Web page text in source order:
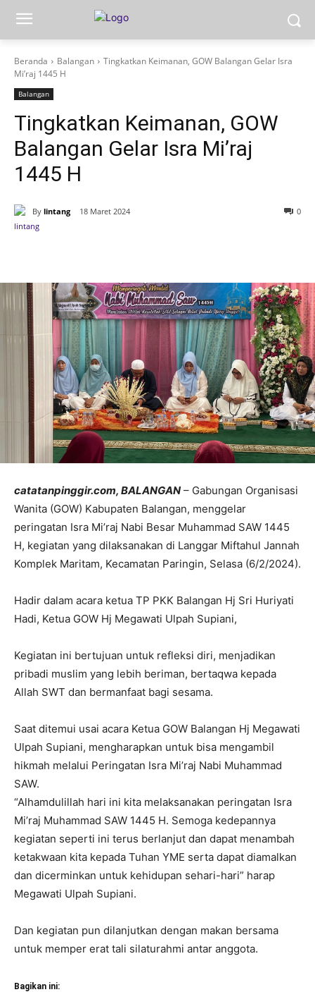
Beranda Balangan
Tingkatkan Keimanan, GOW Balangan Gelar Isra
Mi’raj 1445 H
Balangan
Tingkatkan Keimanan, GOW
Balangan Gelar Isra Mi’raj
1445 H
By lintang 18 Maret 2024 0
catatanpinggir.com, BALANGAN – Gabungan Organisasi
Wanita (GOW) Kabupaten Balangan, menggelar
peringatan Isra Mi’raj Nabi Besar Muhammad SAW 1445
H, kegiatan yang dilaksanakan di Langgar Miftahul Jannah
Komplek Maritam, Kecamatan Paringin, Selasa (6/2/2024).
Hadir dalam acara ketua TP PKK Balangan Hj Sri Huriyati
Hadi, Ketua GOW Hj Megawati Ulpah Supiani,
Kegiatan ini bertujuan untuk refleksi diri, menjadikan
pribadi muslim yang lebih beriman, bertaqwa kepada
Allah SWT dan bermanfaat bagi sesama.
Saat ditemui usai acara Ketua GOW Balangan Hj Megawati
Ulpah Supiani, mengharapkan untuk bisa mengambil
hikmah melalui Peringatan Isra Mi’raj Nabi Muhammad
SAW.
“Alhamdulillah hari ini kita melaksanakan peringatan Isra
Mi’raj Muhammad SAW 1445 H. Semoga kedepannya
kegiatan seperti ini terus berlanjut dan dapat menambah
ketakwaan kita kepada Tuhan YME serta dapat diamalkan
dan dicerminkan untuk kehidupan sehari-hari” harap
Megawati Ulpah Supiani.
Dan kegiatan pun dilanjutkan dengan makan bersama
untuk memper erat tali silaturahmi antar anggota.
Bagikan ini: